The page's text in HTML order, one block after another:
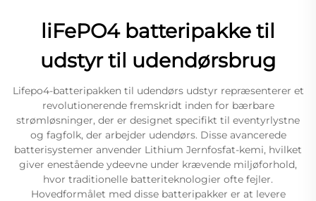
liFePO4 batteripakke til
udstyr til udendørsbrug
Lifepo4-batteripakken til udendørs udstyr repræsenterer et
revolutionerende fremskridt inden for bærbare
strømløsninger, der er designet specifikt til eventyrlystne
og fagfolk, der arbejder udendørs. Disse avancerede
batterisystemer anvender Lithium Jernfosfat-kemi, hvilket
giver enestående ydeevne under krævende miljøforhold,
hvor traditionelle batteriteknologier ofte fejler.
Hovedformålet med disse batteripakker er at levere